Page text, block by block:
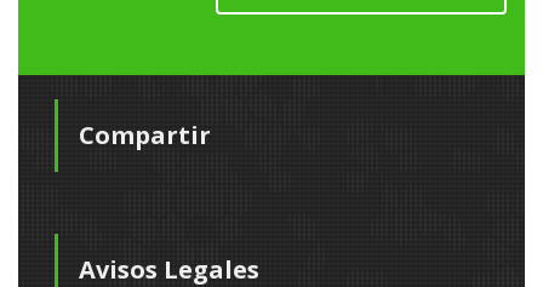
Compartir
Avisos Legales